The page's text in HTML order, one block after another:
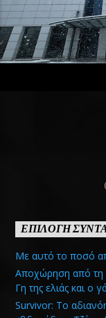
ΕΠΙΛΟΓΗ
Με αυτό το ποσό
Αποχώρηση από τη
Γη της ελιάς και ο
Survivor: Το